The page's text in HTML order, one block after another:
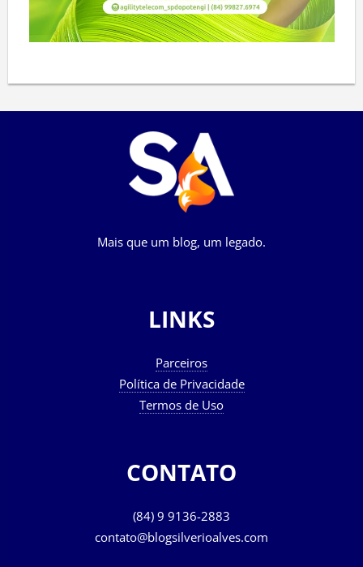
Mais que um blog, um legado.
LINKS
Parceiros
Política de Privacidade
Termos de Uso
CONTATO
(84) 9 9136-2883
contato@blogsilverioalves.com